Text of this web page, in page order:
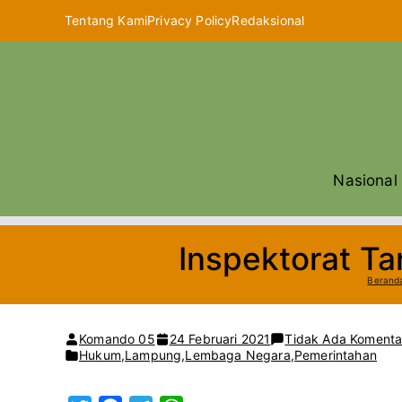
Tentang KamiPrivacy PolicyRedaksional
Nasional
Inspektorat
Komando 05 24 Februari 2021 Tidak Ada
Hukum,Lampung,Lembaga Negara,Pemerintahan